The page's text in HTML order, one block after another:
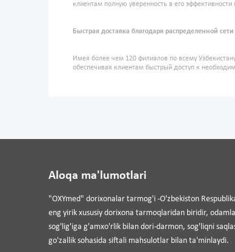
клиентам полную уверенность в его эффективности
Быстрая доставка благодаря распределенной
Имея более чем 120 филиалов по всему
обеспечивая клиентам быстрый доступ к
Aloqa ma'lumotlari
"OXYmed" dorixonalar tarmog'i -O'zbekiston
eng yirik xususiy dorixona tarmoqlaridan biridir,
sog'lig'iga g'amxo'rlik bilan dori-darmon, sog'liqni
go'zallik sohasida siftali mahsulotlar bilan ta'minlaydi.